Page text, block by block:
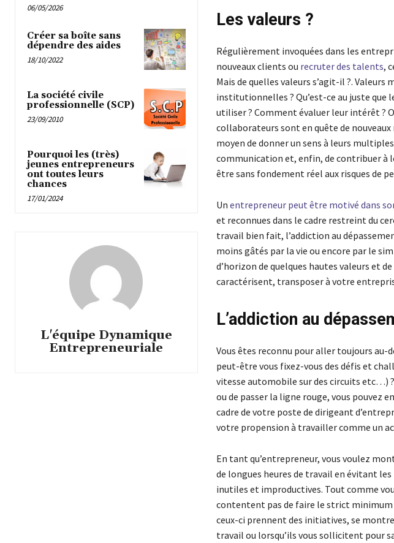
06/05/2026
Créer sa boîte sans
dépendre des aides
18/10/2022
La société civile
professionnelle (SCP)
23/09/2010
Pourquoi les (très)
jeunes entrepreneurs
ont toutes leurs
chances
17/01/2024
L'équipe Dynamique
Entrepreneuriale
Les valeurs ?
Régulièrement invoquées dans les
nouveaux clients ou recruter des talents,
Mais de quelles valeurs s’agit-il ?. Valeurs
institutionnelles ? Qu’est-ce au juste que
utiliser ? Comment évaluer leur intérêt ?
collaborateurs sont en quête de
moyen de donner un sens à leurs
communication et, enfin, de contribuer à
être sans fondement réel aux risques de
Un entrepreneur peut être motivé dans
et reconnues dans le cadre restreint du
travail bien fait, l’addiction au
moins gâtés par la vie ou encore par le
d’horizon de quelques hautes valeurs et
caractérisent, transposer à votre
L’addiction au
Vous êtes reconnu pour aller toujours au-
peut-être vous fixez-vous des défis et
vitesse automobile sur des circuits etc…)
ou de passer la ligne rouge, vous pouvez
cadre de votre poste de dirigeant
votre propension à travailler comme un
En tant qu’entrepreneur, vous voulez
de longues heures de travail en évitant
inutiles et improductives. Tout comme
contentent pas de faire le strict minimum
ceux-ci prennent des initiatives, se
travail ou lorsqu’ils vous sollicitent pour